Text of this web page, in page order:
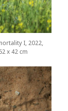
I, 2022,
x 42 cm